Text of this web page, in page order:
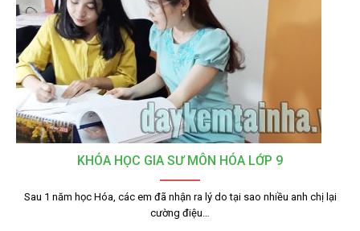
KHÓA HỌC GIA SƯ MÔN HÓA LỚP 9
Sau 1 năm học Hóa, các em đã nhận ra lý do tại sao nhiều anh chị lại
cường điệu…